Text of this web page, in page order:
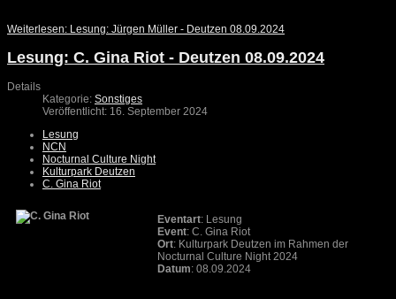
Weiterlesen: Lesung: Jürgen Müller - Deutzen 08.09.2024
Lesung: C. Gina Riot - Deutzen 08.09.2024
Details
Kategorie: Sonstiges
Veröffentlicht: 16. September 2024
Lesung
NCN
Nocturnal Culture Night
Kulturpark Deutzen
C. Gina Riot
Eventart: Lesung
Event: C. Gina Riot
Ort: Kulturpark Deutzen im Rahmen der
Nocturnal Culture Night 2024
Datum: 08.09.2024